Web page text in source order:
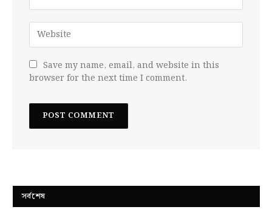
Save my name, email, and website in this
browser for the next time I comment.
সর্বশেষ